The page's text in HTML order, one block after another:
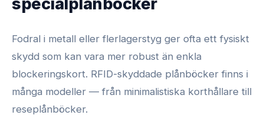
specialplånböcker
Fodral i metall eller flerlagerstyg ger ofta ett fysiskt
skydd som kan vara mer robust än enkla
blockeringskort. RFID-skyddade plånböcker finns i
många modeller — från minimalistiska korthållare till
reseplånböcker.